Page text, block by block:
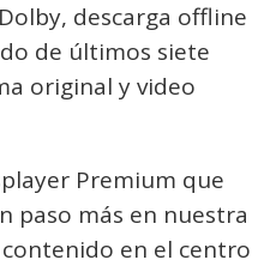
descarga offline
de últimos siete
original y video
Premium que
paso más en nuestra
en el centro